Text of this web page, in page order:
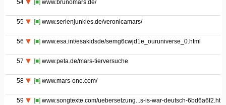
54 [■] www.brunomars.de/
55 [■] www.serienjunkies.de/veronicamars/
56 [■] www.esa.int/esakidsde/semg6cwjd1e_ouruniverse_0.html
57 [■] www.peta.de/mars-tierversuche
58 [■] www.mars-one.com/
59 [■] www.songtexte.com/uebersetzung...s-is-war-deutsch-